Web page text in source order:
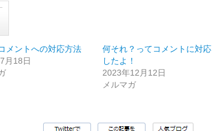
メントへの対応方法
月18日
何それ？ってコメントに対応
したよ！
2023年12月12日
メルマガ